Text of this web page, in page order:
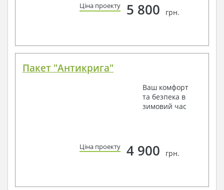
Ціна проекту 5 800 грн.
Пакет "Антикрига"
Ваш комфорт
та безпека в
зимовий час
Ціна проекту 4 900 грн.